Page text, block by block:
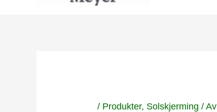
/ Produkter, Solskjerming / Av